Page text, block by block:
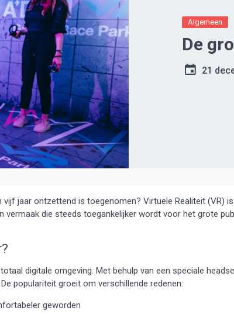
Algemeen
De
21
jaar ontzettend is toegenomen? Virtuele Realiteit (VR)
die steeds toegankelijker wordt voor het grote
digitale omgeving. Met behulp van een speciale
populariteit groeit om verschillende redenen:
geworden